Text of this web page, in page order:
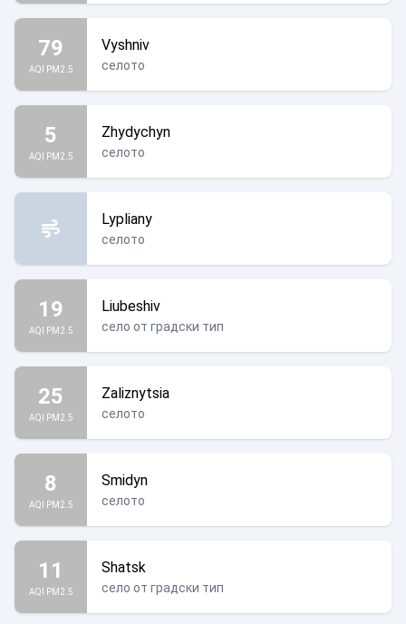
79
AQI PM2.5
Vyshniv
селото
5
AQI PM2.5
Zhydychyn
селото
Lypliany
селото
19
AQI PM2.5
Liubeshiv
село от градски тип
25
AQI PM2.5
Zaliznytsia
селото
8
AQI PM2.5
Smidyn
селото
11
AQI PM2.5
Shatsk
село от градски тип